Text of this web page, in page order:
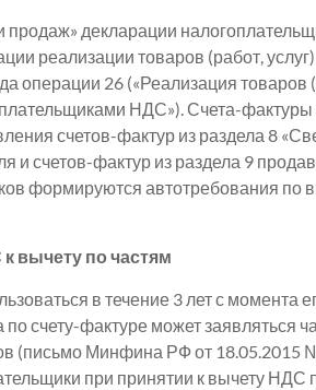
продаж» декларации
реализации товаров (работ,
операции 26 («Реализация товаров
НДС»). Счета-фактуры
счетов-фактур из раздела 8
и счетов-фактур из раздела 9
формируются автотребования по
вычету по частям
в течение 3 лет с момента
счету-фактуре может заявляться
(письмо Минфина РФ от 18.05.2015
при принятии к вычету НДС